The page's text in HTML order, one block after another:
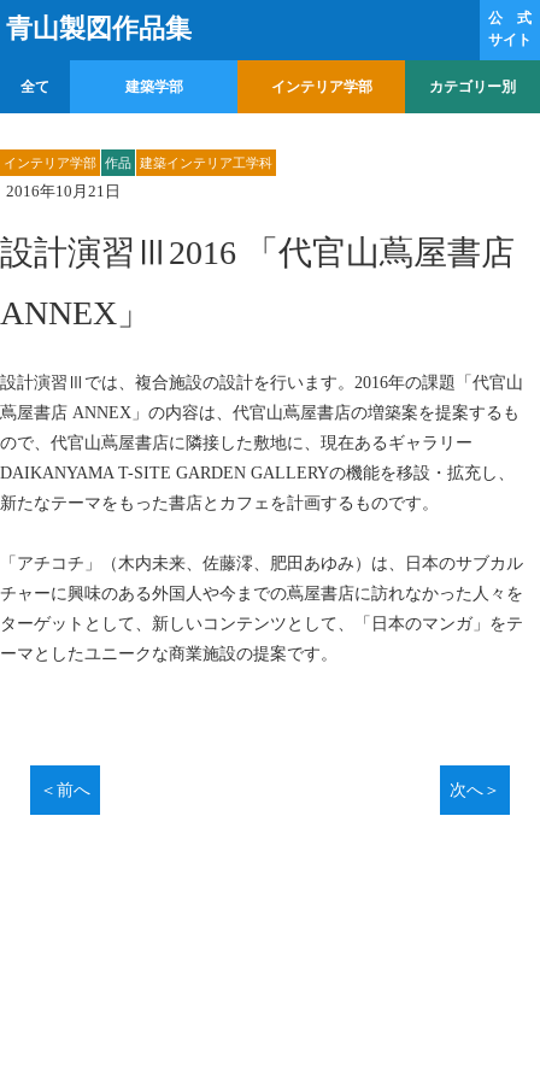
青山製図作品集
公 式
サイト
全て 建築学部 インテリア学部 カテゴリー別
インテリア学部 作品 建築インテリア工学科
2016年10月21日
設計演習Ⅲ2016 「代官山蔦屋書店
ANNEX」
設計演習Ⅲでは、複合施設の設計を行います。2016年の課題「代官山
蔦屋書店 ANNEX」の内容は、代官山蔦屋書店の増築案を提案するも
ので、代官山蔦屋書店に隣接した敷地に、現在あるギャラリー
DAIKANYAMA T-SITE GARDEN GALLERYの機能を移設・拡充し、
新たなテーマをもった書店とカフェを計画するものです。
「アチコチ」（木内未来、佐藤澪、肥田あゆみ）は、日本のサブカル
チャーに興味のある外国人や今までの蔦屋書店に訪れなかった人々を
ターゲットとして、新しいコンテンツとして、「日本のマンガ」をテ
ーマとしたユニークな商業施設の提案です。
＜前へ 次へ＞